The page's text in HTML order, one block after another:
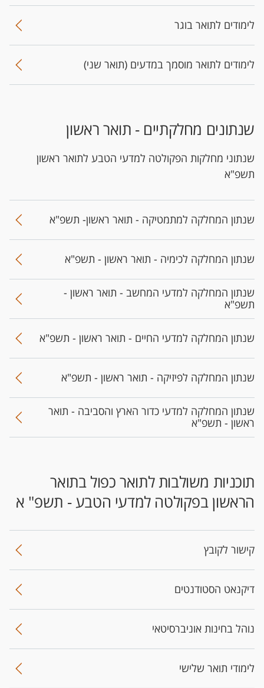
לימודים לתואר בוגר
לימודים לתואר מוסמך במדעים (תואר שני)​
שנתונים מחלקתיים - תואר ראשון
שנתוני מחלקות הפקולטה למדעי הטבע לתואר ראשון
תשפ"א
שנתון המחלקה למתמטיקה - תואר ראשון- תשפ"א
שנתון המחלקה לכימיה - תואר ראשון - תשפ"א
שנתון המחלקה למדעי המחשב - תואר ראשון -
תשפ"א
שנתון המחלקה למדעי החיים - תואר ראשון - תשפ"א
שנתון המחלקה לפיזיקה - תואר ראשון - תשפ"א
שנתון המחלקה למדעי כדור הארץ והסביבה - תואר
ראשון - תשפ"א
​תוכניות משולבות לתואר כפול בתואר
הראשון בפקולטה למדעי הטבע - תשפ" א
קישור לקובץ
דיקנאט הסטודנטים
נוהל בחינות אוניברסיטאי
לימודי תואר שלישי